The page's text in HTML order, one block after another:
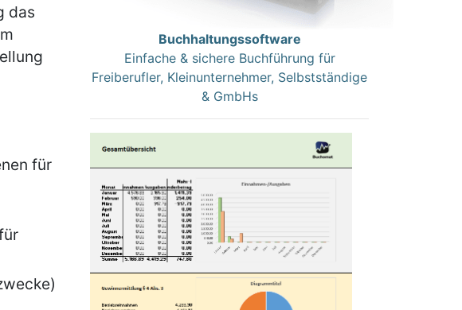
das
für
Buchhaltungssoftware
Einfache & sichere Buchführung für
Freiberufler, Kleinunternehmer, Selbstständige
& GmbHs